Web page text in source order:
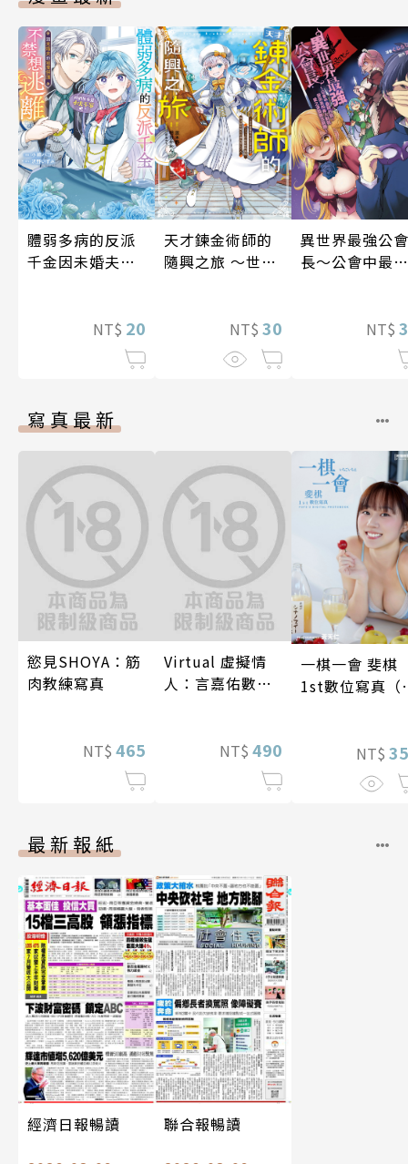
體弱多病的反派
千金因未婚夫的
是水火不容NT$ 20
天才鍊金術師的
隨興之旅 ～世界
後的世界甦醒，
藉由製作藥水受
捧為聖女大人～
NT$ 30
異世界最強公會
長～公會中最弱
而無法辭職～
NT$
寫真最新
慾見SHOYA：筋
肉教練寫真
NT$ 465
Virtual 虛擬情
人：言嘉佑數位
NT$ 490
一棋一會 斐棋
1st數位寫真（
NT$
最新報紙
經濟日報暢讀
聯合報暢讀